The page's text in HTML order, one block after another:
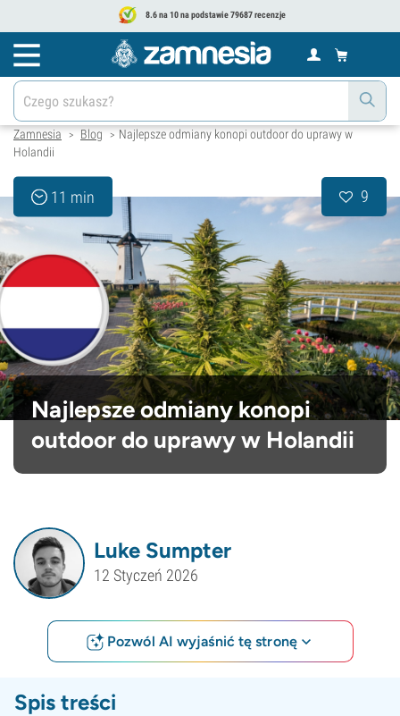
8.6 na 10 na podstawie 79687 recenzje
Zamnesia > Blog > Najlepsze odmiany konopi outdoor do uprawy w
Holandii
11 min 9
Najlepsze odmiany konopi
outdoor do uprawy w Holandii
Luke Sumpter
12 Styczeń 2026
Pozwól AI wyjaśnić tę stronę
Spis treści